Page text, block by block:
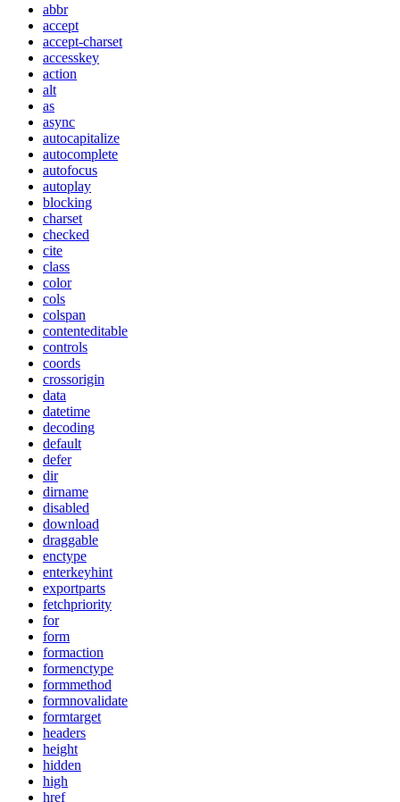
abbr
accept
accept-charset
accesskey
action
alt
as
async
autocapitalize
autocomplete
autofocus
autoplay
blocking
charset
checked
cite
class
color
cols
colspan
contenteditable
controls
coords
crossorigin
data
datetime
decoding
default
defer
dir
dirname
disabled
download
draggable
enctype
enterkeyhint
exportparts
fetchpriority
for
form
formaction
formenctype
formmethod
formnovalidate
formtarget
headers
height
hidden
high
href